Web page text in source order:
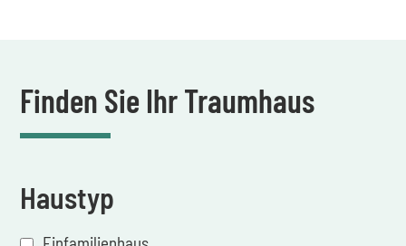
Finden Sie Ihr Traumhaus
Haustyp